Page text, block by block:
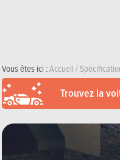
Vous êtes ici :Accueil/
Trouvez la